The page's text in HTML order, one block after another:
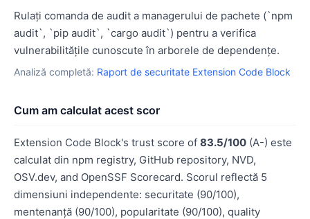
Rulați comanda de audit a managerului de pachete (`npm
audit`, `pip audit`, `cargo audit`) pentru a verifica
vulnerabilitățile cunoscute în arborele de dependențe.
Analiză completă: Raport de securitate Extension Code Block
Cum am calculat acest scor
Extension Code Block's trust score of 83.5/100 (A-) este
calculat din npm registry, GitHub repository, NVD,
OSV.dev, and OpenSSF Scorecard. Scorul reflectă 5
dimensiuni independente: securitate (90/100),
mentenanță (90/100), popularitate (90/100), quality